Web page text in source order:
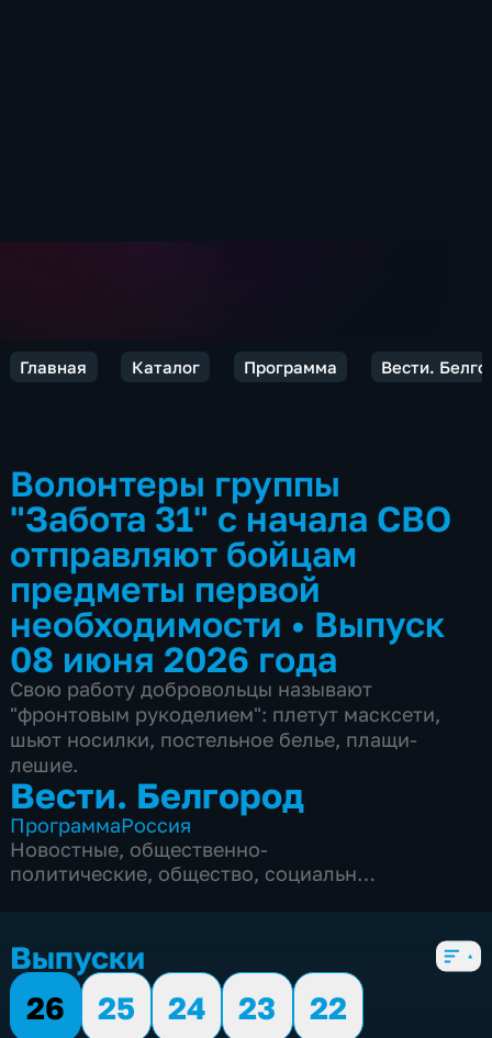
Главная Каталог Программа Вести.
Волонтеры группы
"Забота 31" с начала СВО
отправляют бойцам
предметы первой
необходимости • Выпуск
08 июня 2026 года
Свою работу добровольцы называют
"фронтовым рукоделием": плетут масксети,
шьют носилки, постельное белье, плащи-
лешие.
Вести. Белгород
ПрограммаРоссия
Новостные, общественно-
политические, общество, социально-
Выпуски
26
25 24 23
22